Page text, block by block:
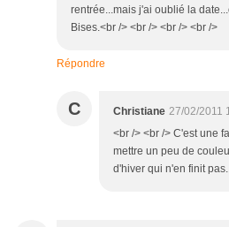
rentrée...mais j'ai oublié la
Bises.<br /> <br /> <br /> <br />
Répondre
C Christiane 27/02/2011
<br /> <br /> C'est une
mettre un peu de
d'hiver qui n'en finit